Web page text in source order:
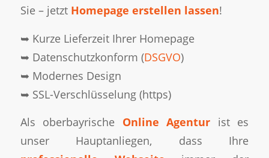
Sie – jetzt Homepage erstellen lassen!
➥ Kurze Lieferzeit Ihrer Homepage
➥ Datenschutzkonform (DSGVO)
➥ Modernes Design
➥ SSL-Verschlüsselung (https)
Als oberbayrische Online Agentur ist es
unser Hauptanliegen, dass Ihre